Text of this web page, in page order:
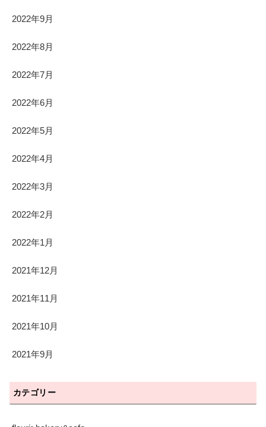
2022年9月
2022年8月
2022年7月
2022年6月
2022年5月
2022年4月
2022年3月
2022年2月
2022年1月
2021年12月
2021年11月
2021年10月
2021年9月
カテゴリー